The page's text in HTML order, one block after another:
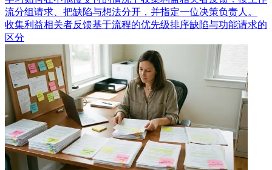
流分组请求、把缺陷与想法分开，并指定一位决策负责人。
收集利益相关者反馈基于流程的优先级排序缺陷与功能请求的
区分